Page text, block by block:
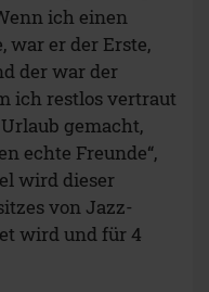
ich einen
war er der Erste,
der war der
ich restlos vertraut
gemacht,
echte Freunde“,
wird dieser
von Jazz-
wird und für 4